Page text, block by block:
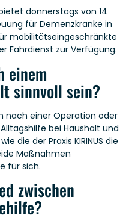
donnerstags von 14
für Demenzkranke in
mobilitätseingeschränkte
Fahrdienst zur Verfügung.
einem
sinnvoll sein?
nach einer Operation oder
bei Haushalt und
die der Praxis KIRINUS die
Maßnahmen
für sich.
zwischen